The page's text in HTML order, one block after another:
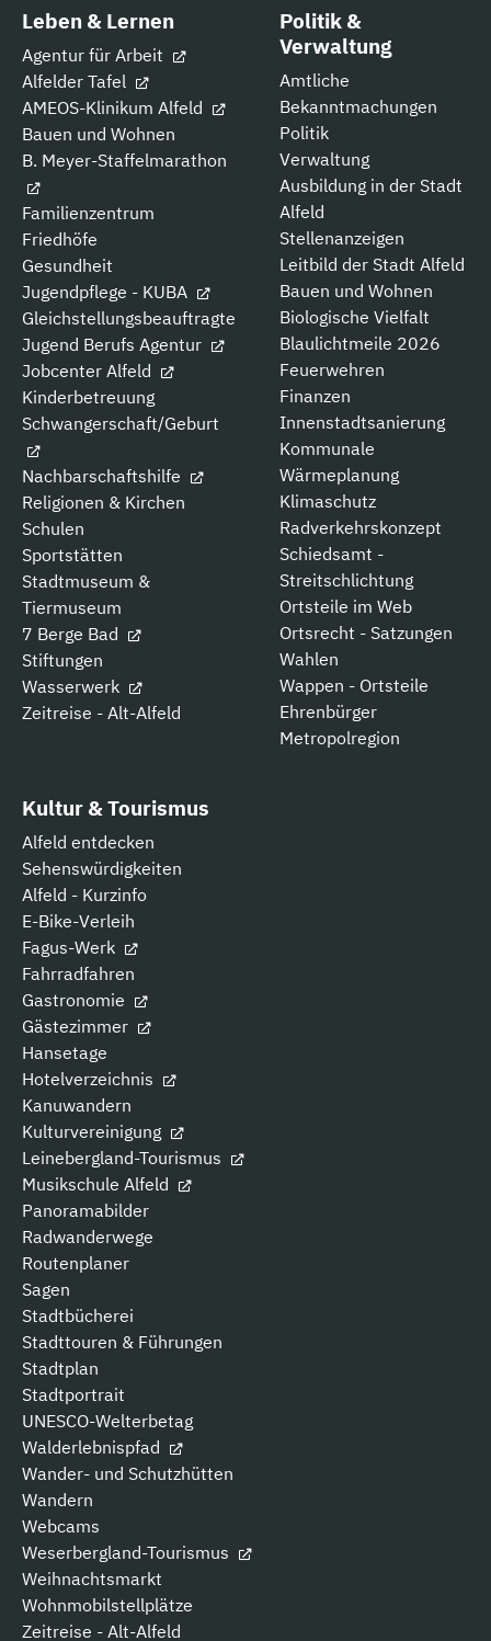
Leben & Lernen
Agentur für Arbeit
Alfelder Tafel
AMEOS-Klinikum Alfeld
Bauen und Wohnen
B. Meyer-Staffelmarathon
Familienzentrum
Friedhöfe
Gesundheit
Jugendpflege - KUBA
Gleichstellungsbeauftragte
Jugend Berufs Agentur
Jobcenter Alfeld
Kinderbetreuung
Schwangerschaft/Geburt
Nachbarschaftshilfe
Religionen & Kirchen
Schulen
Sportstätten
Stadtmuseum &
Tiermuseum
7 Berge Bad
Stiftungen
Wasserwerk
Zeitreise - Alt-Alfeld
Politik &
Verwaltung
Amtliche
Bekanntmachungen
Politik
Verwaltung
Ausbildung in der Stadt
Alfeld
Stellenanzeigen
Leitbild der Stadt Alfeld
Bauen und Wohnen
Biologische Vielfalt
Blaulichtmeile 2026
Feuerwehren
Finanzen
Innenstadtsanierung
Kommunale
Wärmeplanung
Klimaschutz
Radverkehrskonzept
Schiedsamt -
Streitschlichtung
Ortsteile im Web
Ortsrecht - Satzungen
Wahlen
Wappen - Ortsteile
Ehrenbürger
Metropolregion
Kultur & Tourismus
Alfeld entdecken
Sehenswürdigkeiten
Alfeld - Kurzinfo
E-Bike-Verleih
Fagus-Werk
Fahrradfahren
Gastronomie
Gästezimmer
Hansetage
Hotelverzeichnis
Kanuwandern
Kulturvereinigung
Leinebergland-Tourismus
Musikschule Alfeld
Panoramabilder
Radwanderwege
Routenplaner
Sagen
Stadtbücherei
Stadttouren & Führungen
Stadtplan
Stadtportrait
UNESCO-Welterbetag
Walderlebnispfad
Wander- und Schutzhütten
Wandern
Webcams
Weserbergland-Tourismus
Weihnachtsmarkt
Wohnmobilstellplätze
Zeitreise - Alt-Alfeld